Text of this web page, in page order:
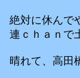
絶対に休んで
連ｃｈａｎで
晴れて、高田